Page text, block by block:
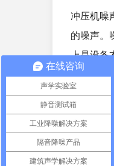
冲压机噪
的噪声。
上是设备
机本体发
降噪方案
通常采用
在线咨询
声学实验室
静音测试箱
工业降噪解决方案
隔音降噪产品
建筑声学解决方案